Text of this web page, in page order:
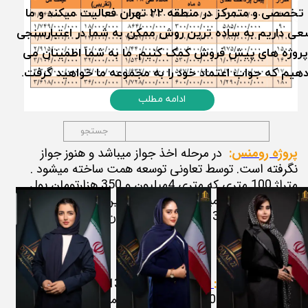
پروژه رومنس: در مرحله اخذ جواز میباشد و هنوز جواز
نگرفته است. توسط تعاونی توسعه همت ساخته میشود .
متراژ 100 متری که متری 4میلیون و 350 هزارتومان پول
زمین یعنی 435 میلیون تومان پول زمین و 25 میلیون
حق کارگزاری و 30 الی 40 میلیون تومان حق امتیاز دارد.
پروژه اسپرلوس :
متراژ های 100/130/150 متری دارد .
متری 3میلیون و 500هزار تومان پول زمین گرفته اند
تخصصی و متمرکز در منطقه 22 تهران فعالیت میکند و ما
داریم به ساده ترین روش ممکن به شما در اعتبارسنجی
پروژه های پیش فروش کمک کنیم. ما به شما اطمینان می
دهیم که جواب اعتماد خود را به مجموعه ما خواهید گرفت.
ادامه مطلب
جستجو